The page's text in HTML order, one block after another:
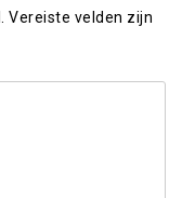
Vereiste velden zijn